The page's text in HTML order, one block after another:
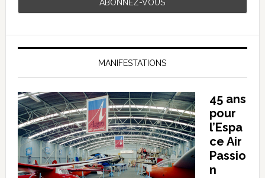
MANIFESTATIONS
45 ans
pour
l’Espa
ce Air
Passio
n